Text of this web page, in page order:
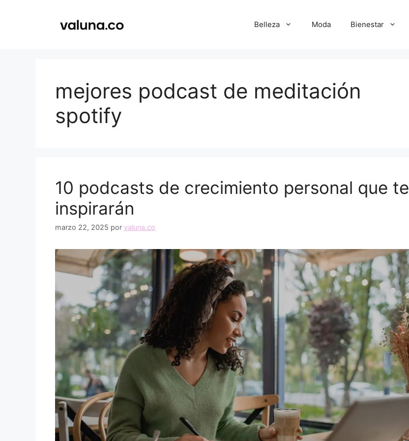
Belleza Moda Bienestar
mejores podcast de meditación
spotify
10 podcasts de crecimiento personal que te
inspirarán
marzo 22, 2025 por valuna.co